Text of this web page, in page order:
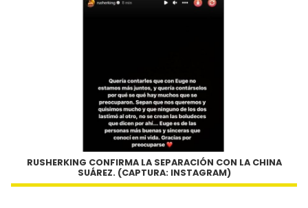
RUSHERKING CONFIRMA LA SEPARACIÓN CON LA CHINA
SUÁREZ. (CAPTURA: INSTAGRAM)